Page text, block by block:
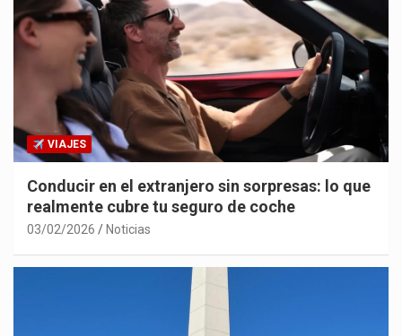
VIAJES
Conducir en el extranjero sin sorpresas: lo que
realmente cubre tu seguro de coche
03/02/2026 Noticias